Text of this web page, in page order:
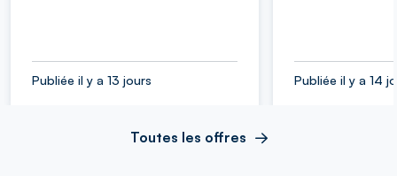
Publiée il y a 13 jours Publiée il y a 14
Toutes les offres